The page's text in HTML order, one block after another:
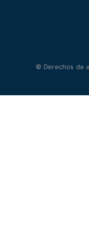
© Derechos de